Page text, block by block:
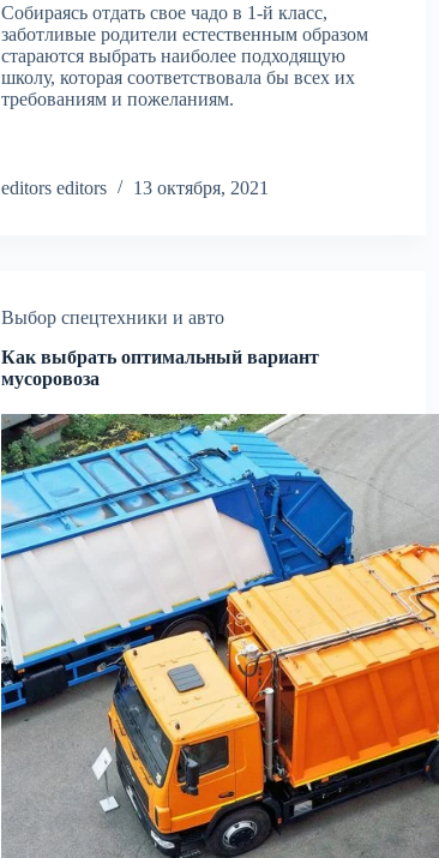
Собираясь отдать свое чадо в 1-й класс,
заботливые родители естественным образом
стараются выбрать наиболее подходящую
школу, которая соответствовала бы всех их
требованиям и пожеланиям.
editors editors 13 октября, 2021
Выбор спецтехники и авто
Как выбрать оптимальный вариант
мусоровоза